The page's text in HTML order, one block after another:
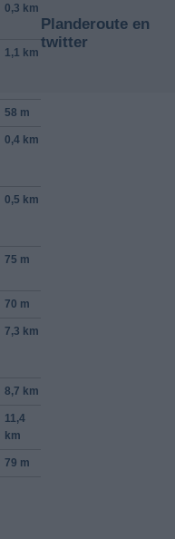
0,3 km
1,1 km
58 m
0,4 km
0,5 km
75 m
70 m
7,3 km
8,7 km
11,4
km
79 m
Planderoute en
twitter